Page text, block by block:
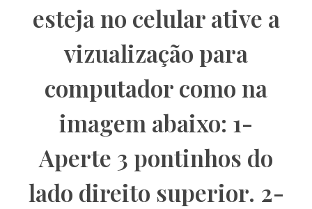
esteja no celular ative a
vizualização para
computador como na
imagem abaixo: 1-
Aperte 3 pontinhos do
lado direito superior. 2-